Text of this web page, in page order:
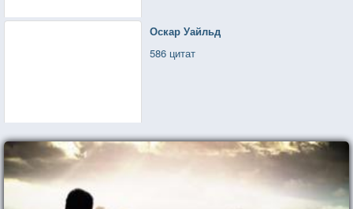
Оскар Уайльд
586 цитат